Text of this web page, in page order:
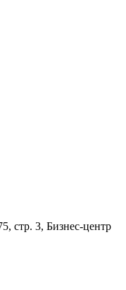
стр. 3, Бизнес-центр